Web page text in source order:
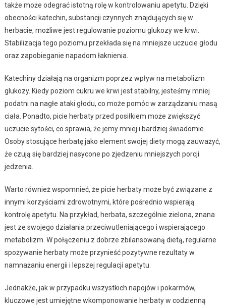
także może odegrać istotną rolę w kontrolowaniu apetytu. Dzięki
obecności katechin, substancji czynnych znajdujących się w
herbacie, możliwe jest regulowanie poziomu glukozy we krwi.
Stabilizacja tego poziomu przekłada się na mniejsze uczucie głodu
oraz zapobieganie napadom łaknienia.
Katechiny działają na organizm poprzez wpływ na metabolizm
glukozy. Kiedy poziom cukru we krwi jest stabilny, jesteśmy mniej
podatni na nagłe ataki głodu, co może pomóc w zarządzaniu masą
ciała. Ponadto, picie herbaty przed posiłkiem może zwiększyć
uczucie sytości, co sprawia, że jemy mniej i bardziej świadomie.
Osoby stosujące herbatę jako element swojej diety mogą zauważyć,
że czują się bardziej nasycone po zjedzeniu mniejszych porcji
jedzenia.
Warto również wspomnieć, że picie herbaty może być związane z
innymi korzyściami zdrowotnymi, które pośrednio wspierają
kontrolę apetytu. Na przykład, herbata, szczególnie zielona, znana
jest ze swojego działania przeciwutleniającego i wspierającego
metabolizm. W połączeniu z dobrze zbilansowaną dietą, regularne
spożywanie herbaty może przynieść pozytywne rezultaty w
namnażaniu energii i lepszej regulacji apetytu.
Jednakże, jak w przypadku wszystkich napojów i pokarmów,
kluczowe jest umiejętne wkomponowanie herbaty w codzienną